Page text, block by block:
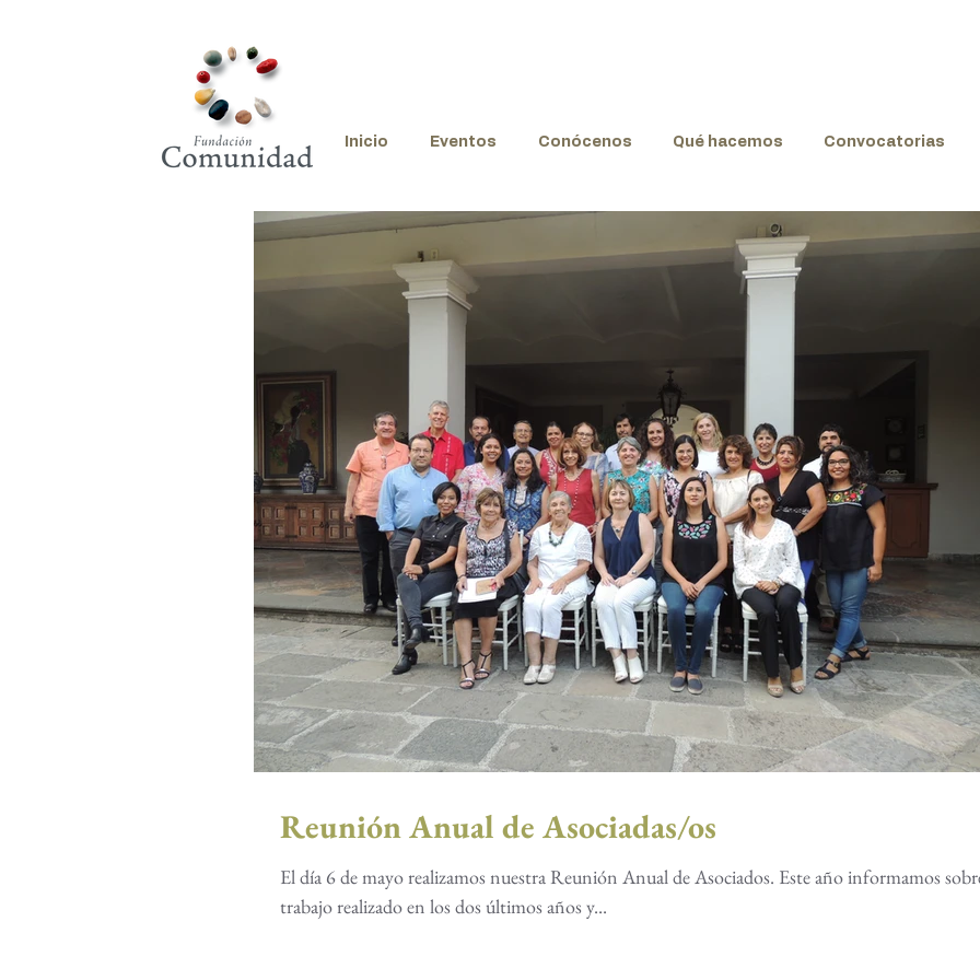
Inicio Eventos Conócenos Qué hacemos Convocatorias
Reunión Anual de Asociadas/os
El día 6 de mayo realizamos nuestra Reunión Anual de Asociados. Este año informamos
trabajo realizado en los dos últimos años y...